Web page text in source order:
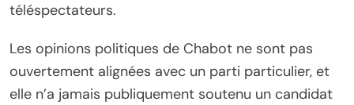
téléspectateurs.
Les opinions politiques de Chabot ne sont pas
ouvertement alignées avec un parti particulier, et
elle n’a jamais publiquement soutenu un candidat